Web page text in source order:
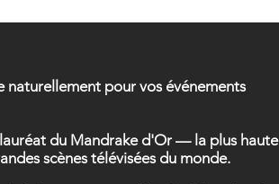
naturellement pour vos événements
du Mandrake d'Or — la plus haute
scènes télévisées du monde.